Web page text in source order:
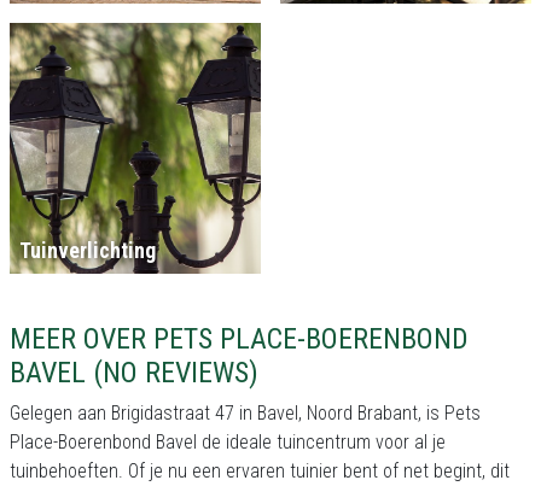
Tuinverlichting
MEER OVER PETS PLACE-BOERENBOND
BAVEL (NO REVIEWS)
Gelegen aan Brigidastraat 47 in Bavel, Noord Brabant, is Pets
Place-Boerenbond Bavel de ideale tuincentrum voor al je
tuinbehoeften. Of je nu een ervaren tuinier bent of net begint, dit